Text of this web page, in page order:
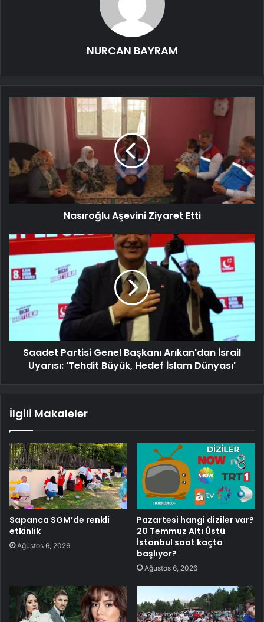
NURCAN BAYRAM
Nasıroğlu Aşevini Ziyaret Etti
Saadet Partisi Genel Başkanı Arıkan'dan İsrail
Uyarısı: 'Tehdit Büyük, Hedef İslam Dünyası'
İlgili Makaleler
Sapanca SGM’de renkli
etkinlik
Ağustos 6, 2026
Pazartesi hangi diziler var?
20 Temmuz Altı Üstü
İstanbul saat kaçta
başlıyor?
Ağustos 6, 2026